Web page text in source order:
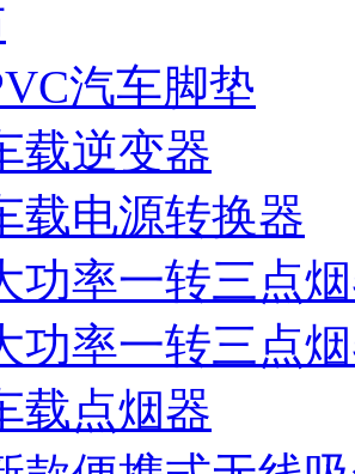
汽车脚垫
载逆变器
载电源转换器
功率一转三点
功率一转三点
载点烟器